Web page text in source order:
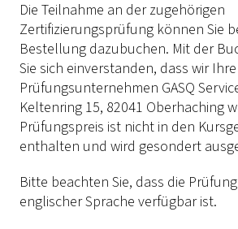
Die Teilnahme an der zugehörigen
Zertifizierungsprüfung können Sie
Bestellung dazubuchen. Mit der
Sie sich einverstanden, dass wir
Prüfungsunternehmen GASQ
Keltenring 15, 82041 Oberhaching
Prüfungspreis ist nicht in den
enthalten und wird gesondert
Bitte beachten Sie, dass die
englischer Sprache verfügbar ist.